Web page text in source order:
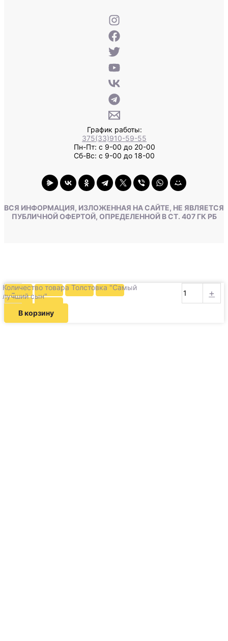
График работы:
375(33)910-59-55
Пн-Пт: с 9-00 до 20-00
Сб-Вс: с 9-00 до 18-00
ВСЯ ИНФОРМАЦИЯ, ИЗЛОЖЕННАЯ НА САЙТЕ, НЕ ЯВЛЯЕТСЯ
ПУБЛИЧНОЙ ОФЕРТОЙ, ОПРЕДЕЛЕННОЙ В СТ. 407 ГК РБ
-
Количество товара Толстовка "Самый
лучший сын"
+
В корзину